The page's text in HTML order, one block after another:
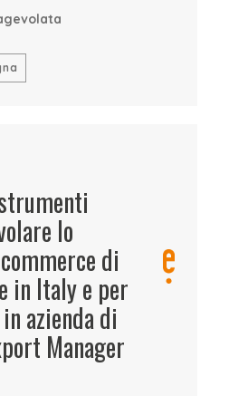
lo
di
in Italy e per
azienda di
Manager